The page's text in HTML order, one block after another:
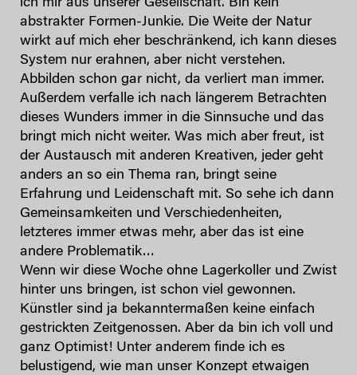
ich mir aus unserer Gesellschaft. Bin kein
abstrakter Formen-Junkie. Die Weite der Natur
wirkt auf mich eher beschränkend, ich kann dieses
System nur erahnen, aber nicht verstehen.
Abbilden schon gar nicht, da verliert man immer.
Außerdem verfalle ich nach längerem Betrachten
dieses Wunders immer in die Sinnsuche und das
bringt mich nicht weiter. Was mich aber freut, ist
der Austausch mit anderen Kreativen, jeder geht
anders an so ein Thema ran, bringt seine
Erfahrung und Leidenschaft mit. So sehe ich dann
Gemeinsamkeiten und Verschiedenheiten,
letzteres immer etwas mehr, aber das ist eine
andere Problematik…
Wenn wir diese Woche ohne Lagerkoller und Zwist
hinter uns bringen, ist schon viel gewonnen.
Künstler sind ja bekanntermaßen keine einfach
gestrickten Zeitgenossen. Aber da bin ich voll und
ganz Optimist! Unter anderem finde ich es
belustigend, wie man unser Konzept etwaigen